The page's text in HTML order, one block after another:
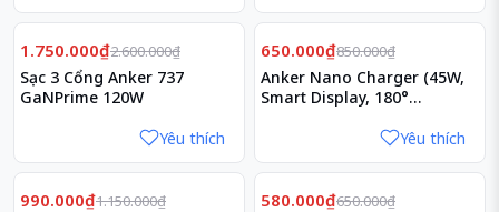
Giảm 33%
1.750.000₫2.600.000₫
Sạc 3 Cổng Anker 737
GaNPrime 120W
Yêu thích
Giảm24%
650.000₫850.000₫
Anker Nano Charger (45W,
Smart Display, 180°
Yêu thích
Giảm14%
990.000₫1.150.000₫ Giảm11%
580.000₫650.000₫